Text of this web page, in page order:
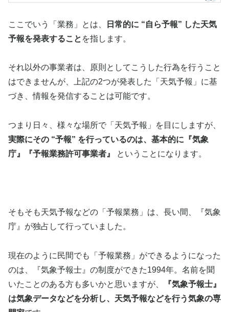
ここでいう「業務」とは、
日常的に “自ら予報” した天気
予報を発表すること を指します。
それ以外の事業者は、原則としてこうした行為を行うこと
はできませんが、上記の2つが発表した「天気予報」に基
づき、情報を発信することは可能です。
つまり日々、様々な場所で「天気予報」を目にしますが、
実際にその “予報” を行っているのは、基本的に『気象
庁』『予報業務許可事業者』
ということになります。
そもそも天気予報などの「予報業務」は、長い間、『気象
庁』が独占して行っていました。
現在のように民間でも「予報業務」ができるようになった
のは、『気象予報士』の制度ができた1994年。名前を聞
いたことのある方も多いかと思いますが、
『気象予報士』
は気象データなどを分析し、天気予報などを行う気象の専